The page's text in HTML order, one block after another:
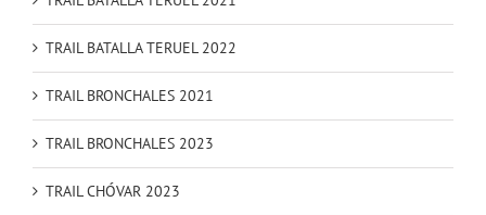
TRAIL BATALLA TERUEL 2022
TRAIL BRONCHALES 2021
TRAIL BRONCHALES 2023
TRAIL CHÓVAR 2023